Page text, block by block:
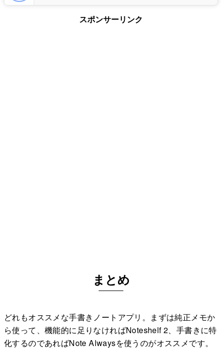
スポンサーリンク
まとめ
どれもオススメな手書きノートアプリ。まずは純正メモか
ら使って、機能的に足りなければNoteshelf 2、手書きに特
化するのであればNote Alwaysを使うのがオススメです。